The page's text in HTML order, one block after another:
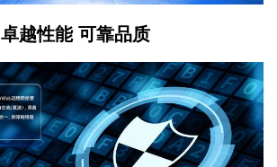
卓越性能 可靠品质